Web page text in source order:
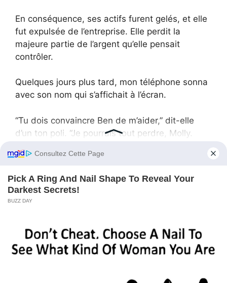
En conséquence, ses actifs furent gelés, et elle
fut expulsée de l’entreprise. Elle perdit la
majeure partie de l’argent qu’elle pensait
contrôler.
Quelques jours plus tard, mon téléphone sonna
avec son nom qui s’affichait à l’écran.
“Tu dois convaincre Ben de m’aider,” dit-elle
d’un ton poli. “Je pourrais tout perdre, Molly.
légère que jamais. “Mais comme tu l’as dit, nous
avons terminé avec toi.”
construit notre vie ensemble, libres de sa
manipulation.